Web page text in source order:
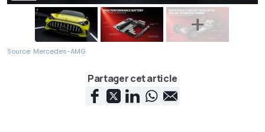
Source: Mercedes-AMG
Partager cet article